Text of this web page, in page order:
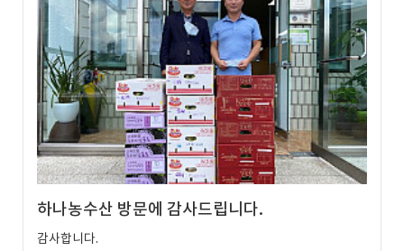
하나농수산 방문에 감사드립니다.
감사합니다.